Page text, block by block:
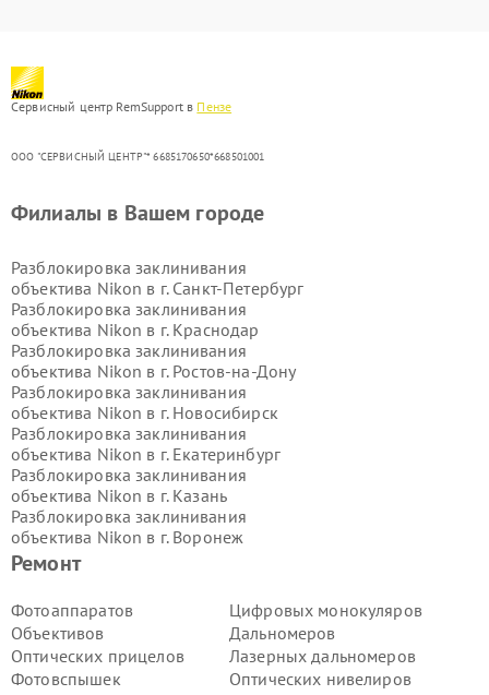
Сервисный центр RemSupport в Пензе
ООО "СЕРВИСНЫЙ ЦЕНТР"* 6685170650*668501001
Ремонт
Фотоаппаратов
Объективов
Оптических прицелов
Фотовспышек
Цифровых монокуляров
Дальномеров
Лазерных дальномеров
Оптических нивелиров
Филиалы в Вашем городе
Разблокировка заклинивания
объектива Nikon в г. Санкт-Петербург
Разблокировка заклинивания
объектива Nikon в г. Краснодар
Разблокировка заклинивания
объектива Nikon в г. Ростов-на-Дону
Разблокировка заклинивания
объектива Nikon в г. Новосибирск
Разблокировка заклинивания
объектива Nikon в г. Екатеринбург
Разблокировка заклинивания
объектива Nikon в г. Казань
Разблокировка заклинивания
объектива Nikon в г. Воронеж
Разблокировка заклинивания
Разблокировка заклинивания
объектива Nikon в г.
Самара
Разблокировка заклинивания
объектива Nikon в г.Пермь
Разблокировка заклинивания